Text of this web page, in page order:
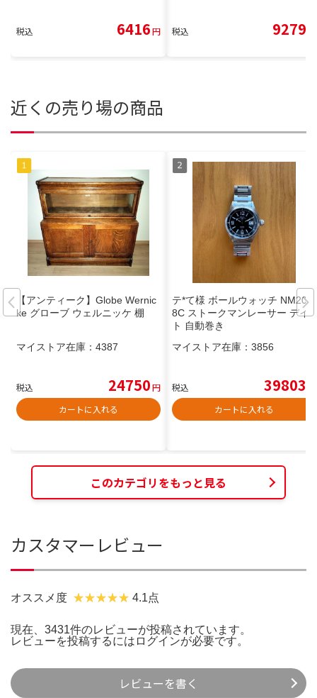
税込 6416円 税込 9279
近くの売り場の商品
【アンティーク】Globe Wernic
ke グローブ ウェルニッケ 棚
マイストア在庫： 4387
税込 24750円
カートに入れる
テ*て様 ボールウォッチ NM208
8C ストークマンレーサー デイ
ト 自動巻き
マイストア在庫： 3856
税込 39803
カートに入れる
このカテゴリをもっと見る
カスタマーレビュー
オススメ度 4.1点
現在、3431件のレビューが投稿されています。
レビューを投稿するには ログインが必要です。
レビューを書く